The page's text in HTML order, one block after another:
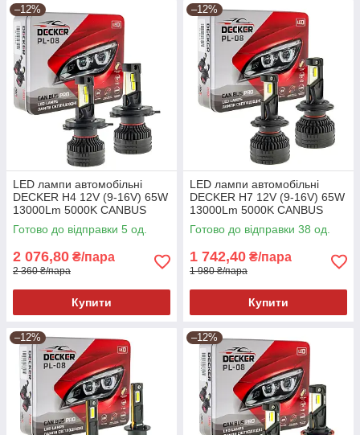
–12%
LED лампи автомобільні
DECKER H4 12V (9-16V) 65W
13000Lm 5000K CANBUS
(комплект 2шт)
Готово до відправки 5 од.
2 076,80 ₴/пара
2 360 ₴/пара
Купити
–12%
LED лампи автомобільні
DECKER H7 12V (9-16V) 65W
13000Lm 5000K CANBUS
(комплект 2шт)
Готово до відправки 38 од.
1 742,40 ₴/пара
1 980 ₴/пара
Купити
–12% –12%